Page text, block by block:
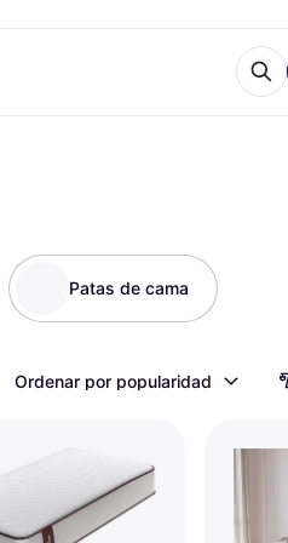
categorías
Patas de cama
Ordenar por popularidad